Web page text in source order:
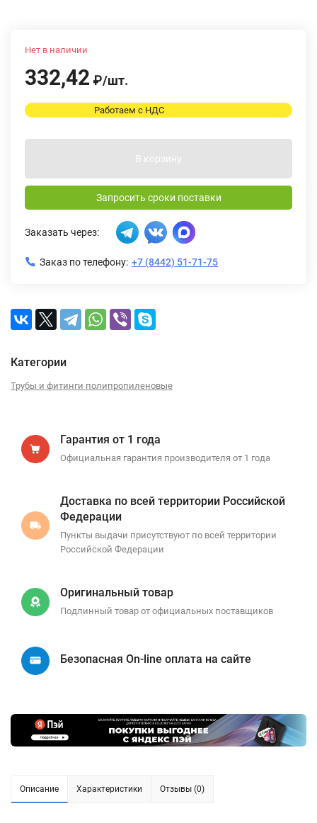
Нет в наличии
332,42 ₽/шт.
Работаем с НДС
В корзину
Запросить сроки поставки
Заказать через:
Заказ по телефону: +7 (8442) 51-71-75
Категории
Трубы и фитинги полипропиленовые
Гарантия от 1 года
Официальная гарантия производителя от 1 года
Доставка по всей территории Российской
Федерации
Пункты выдачи присутствуют по всей территории
Российской Федерации
Оригинальный товар
Подлинный товар от официальных поставщиков
Безопасная On-line оплата на сайте
Описание Характеристики Отзывы (0)